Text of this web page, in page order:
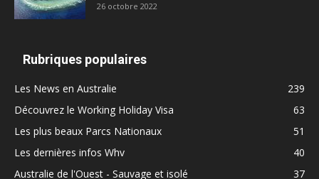
26 octobre 2022
Rubriques populaires
Les News en Australie
239
Découvrez le Working Holiday Visa
63
Les plus beaux Parcs Nationaux
51
Les dernières infos Whv
40
Australie de l'Ouest - Sauvage et isolé
37